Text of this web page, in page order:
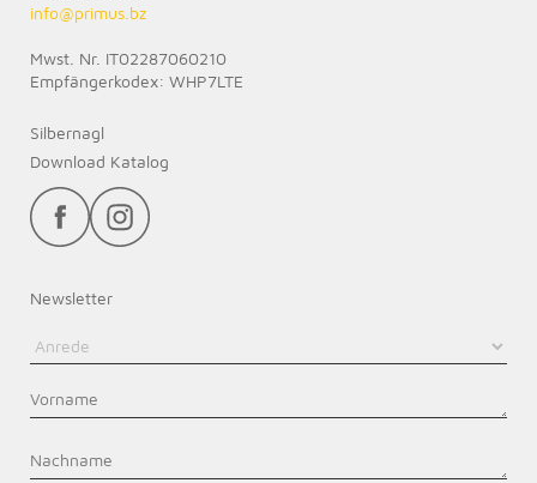
info@primus.bz
Mwst. Nr. IT02287060210
Empfängerkodex: WHP7LTE
Silbernagl
Download Katalog
Newsletter